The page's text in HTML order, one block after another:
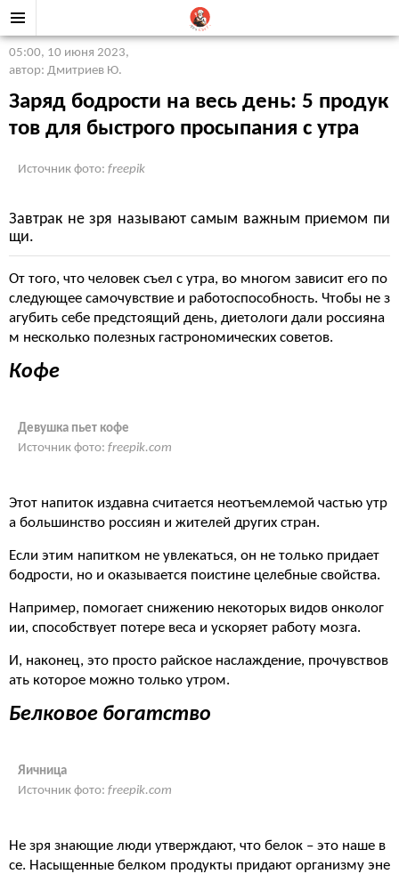
05:00, 10 июня 2023,
автор: Дмитриев Ю.
Заряд бодрости на весь день: 5 продук
тов для быстрого просыпания с утра
Источник фото: freepik
Завтрак не зря называют самым важным приемом пи
щи.
От того, что человек съел с утра, во многом зависит его по
следующее самочувствие и работоспособность. Чтобы не з
агубить себе предстоящий день, диетологи дали россияна
м несколько полезных гастрономических советов.
Кофе
Девушка пьет кофе
Источник фото: freepik.com
Этот напиток издавна считается неотъемлемой частью утр
а большинство россиян и жителей других стран.
Если этим напитком не увлекаться, он не только придает
бодрости, но и оказывается поистине целебные свойства.
Например, помогает снижению некоторых видов онколог
ии, способствует потере веса и ускоряет работу мозга.
И, наконец, это просто райское наслаждение, прочувствов
ать которое можно только утром.
Белковое богатство
Яичница
Источник фото: freepik.com
Не зря знающие люди утверждают, что белок – это наше в
се. Насыщенные белком продукты придают организму эне